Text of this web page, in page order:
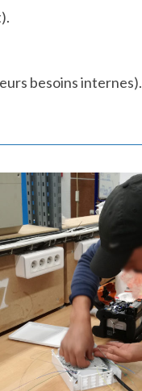
besoins internes).